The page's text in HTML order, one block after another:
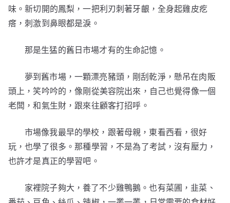
味。新切開的鳳梨，一把利刃刺著牙齦，全身起雞皮疙
瘩，刺激到鼻眼都是淚。
那是生猛的舊日市場才有的生命記憶。
夢到舊市場，一顆漂亮豬頭，剛刮乾淨，懸吊在肉販
頭上，笑吟吟的，像剛從美容院出來，自己也覺得像一個
老闆，和氣生財，跟來往顧客打招呼。
市場像我最早的學校，跟著母親，東看西看，很好
玩，也學了很多。那種學習，不是為了考試，沒有壓力，
也許才是真正的學習吧。
家裡院子夠大，養了不少雞鴨鵝。也有菜圃，韭菜、